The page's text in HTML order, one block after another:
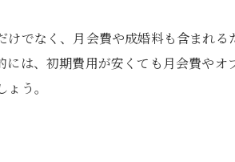
でなく、月会費や成婚料も含まれる
は、初期費用が安くても月会費やオ
う。